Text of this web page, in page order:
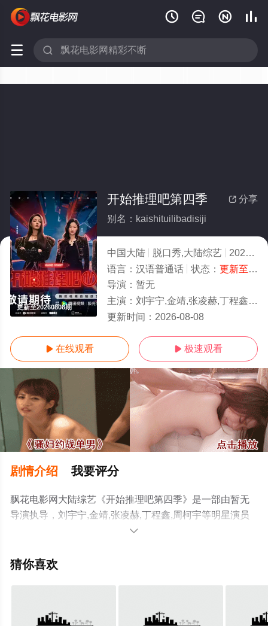
   
 
更新至20260808期
 分享
开始推理吧第四季
别名：kaishituilibadisiji
中国大陆 脱口秀,大陆综艺 2026
语言： 汉语普通话 状态： 更新至20260808期
导演： 暂无
主演： 刘宇宁,金靖,张凌赫,丁程鑫,周柯宇
更新时间： 2026-08-08
 在线观看  极速观看
剧情介绍 我要评分
飘花电影网大陆综艺《开始推理吧第四季》是一部由暂无
导演执导，刘宇宁,金靖,张凌赫,丁程鑫,周柯宇等明星演员
精彩演绎的中国大陆综艺，手机免费观看高清无删减完整
艺、电视猫或剧情网等平台了解。

猜你喜欢